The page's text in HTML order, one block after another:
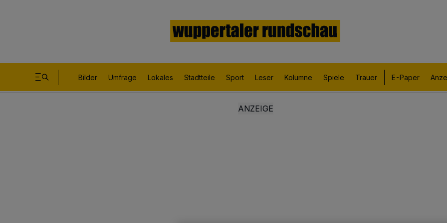
Bilder Umfrage Lokales Stadtteile Sport Leser Kolumne Spiele Trauer E-Paper